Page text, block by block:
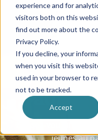
experience and for
visitors both on this
find out more about the
Privacy Policy.
If you decline, your
when you visit this
used in your browser to
not to be tracked.
Accept
Des
aux
Laissez-vous